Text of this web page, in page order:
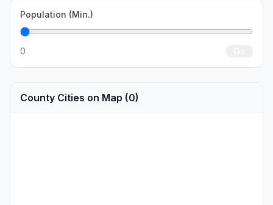
Population (Min.)
0
County Cities on Map (0)